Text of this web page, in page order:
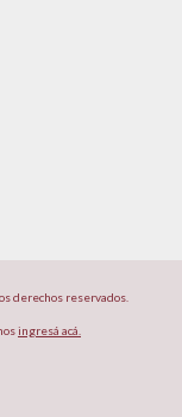
derechos reservados.
ingresá acá.